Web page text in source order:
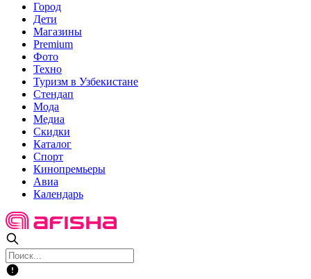
Город
Дети
Магазины
Premium
Фото
Техно
Туризм в Узбекистане
Стендап
Мода
Медиа
Скидки
Каталог
Спорт
Кинопремьеры
Авиа
Календарь